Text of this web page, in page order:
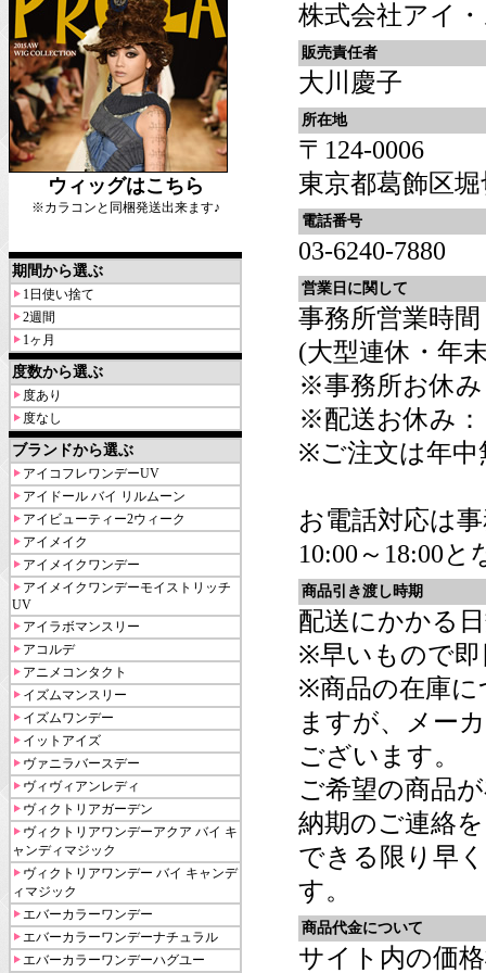
ウィッグはこちら
※カラコンと同梱発送出来ます♪
期間から選ぶ
1日使い捨て
2週間
1ヶ月
度数から選ぶ
度あり
度なし
ブランドから選ぶ
アイコフレワンデーUV
アイドール バイ リルムーン
アイビューティー2ウィーク
アイメイク
アイメイクワンデー
アイメイクワンデーモイストリッチ
UV
アイラボマンスリー
アコルデ
アニメコンタクト
イズムマンスリー
イズムワンデー
イットアイズ
ヴァニラバースデー
ヴィヴィアンレディ
ヴィクトリアガーデン
ヴィクトリアワンデーアクア バイ キ
ャンディマジック
ヴィクトリアワンデー バイ キャンデ
ィマジック
エバーカラーワンデー
エバーカラーワンデーナチュラル
エバーカラーワンデーハグユー
株式会社アイ
販売責任者
大川慶子
所在地
〒124-0006
東京都葛飾区堀
電話番号
03-6240-7880
営業日に関して
事務所営業時間
(大型連休・年
※事務所お休
※配送お休み：
※ご注文は年中
お電話対応は
10:00～18:00
商品引き渡し時期
配送にかかる
※早いもので即
※商品の在庫に
ますが、メー
ございます。
ご希望の商品
納期のご連絡
できる限り早
す。
商品代金について
サイト内の価